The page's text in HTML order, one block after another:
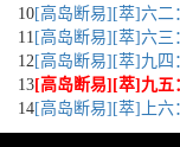
10[高岛断易][萃]六二
11 [高岛断易][萃]六三
12[高岛断易][萃]九四
13[高岛断易][萃]九五
14[高岛断易][萃]上六